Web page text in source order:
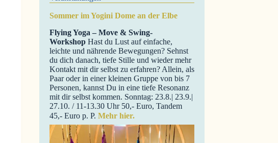
Sommer im Yogini Dome an der Elbe
Flying Yoga – Move & Swing-
Workshop Hast du Lust auf einfache,
leichte und nährende Bewegungen? Sehnst
du dich danach, tiefe Stille und wieder mehr
Kontakt mit dir selbst zu erfahren? Allein, als
Paar oder in einer kleinen Gruppe von bis 7
Personen, kannst Du in eine tiefe Resonanz
mit dir selbst kommen. Sonntag: 23.8.| 23.9.|
27.10. / 11-13.30 Uhr 50,- Euro, Tandem
45,- Euro p. P. Mehr hier.